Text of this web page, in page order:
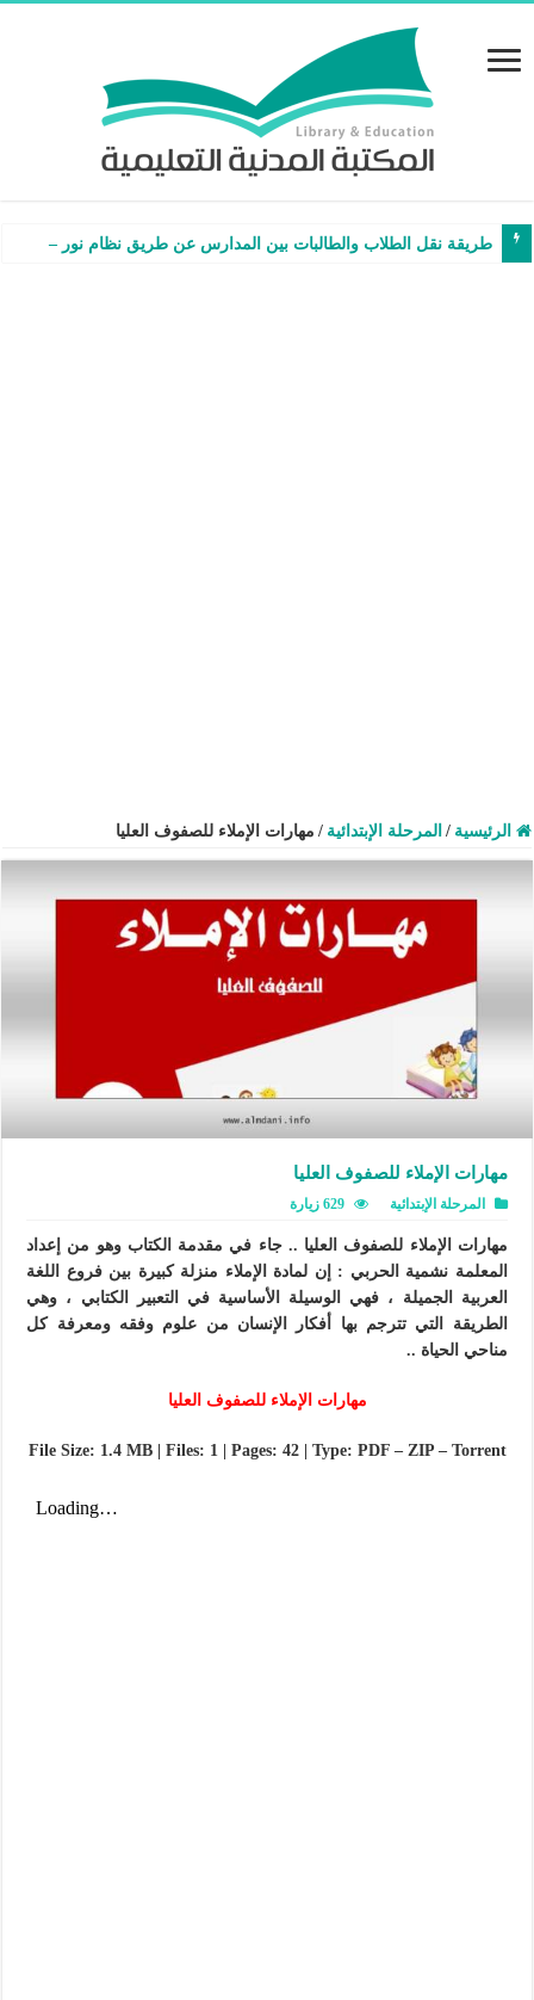
الرئيسية / المرحلة الإبتدائية / مهارات الإملاء للصفوف العليا
مهارات الإملاء للصفوف العليا
المرحلة الإبتدائية 629 زيارة
مهارات الإملاء للصفوف العليا .. جاء في مقدمة الكتاب وهو من إعداد
المعلمة نشمية الحربي : إن لمادة الإملاء منزلة كبيرة بين فروع اللغة
العربية الجميلة ، فهي الوسيلة الأساسية في التعبير الكتابي ، وهي
الطريقة التي تترجم بها أفكار الإنسان من علوم وفقه ومعرفة كل
مناحي الحياة ..
مهارات الإملاء للصفوف العليا
File Size: 1.4 MB | Files: 1 | Pages: 42 | Type: PDF – ZIP – Torrent